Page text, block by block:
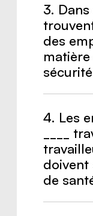
Réponse
ligne
3.
des
sécurité
4. Les
____
doivent
de